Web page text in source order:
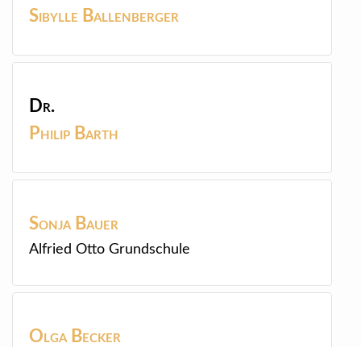
Sibylle Ballenberger
Dr.
Philip Barth
Sonja Bauer
Alfried Otto Grundschule
Olga Becker